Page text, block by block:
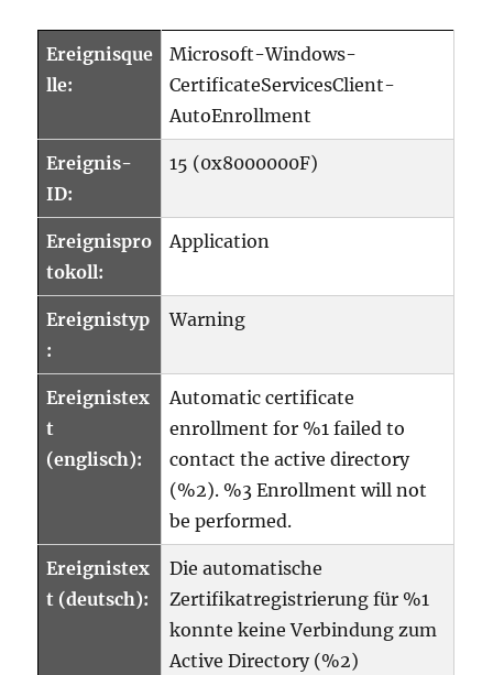
Ereignisque
lle:
Microsoft-Windows-
CertificateServicesClient-
AutoEnrollment
Ereignis-
ID:
15 (0x8000000F)
Ereignispro
tokoll:
Application
Ereignistyp
:
Warning
Ereignistex
t
(englisch):
Automatic certificate
enrollment for %1 failed to
contact the active directory
(%2). %3 Enrollment will not
be performed.
Ereignistex
t (deutsch):
Die automatische
Zertifikatregistrierung für %1
konnte keine Verbindung zum
Active Directory (%2)